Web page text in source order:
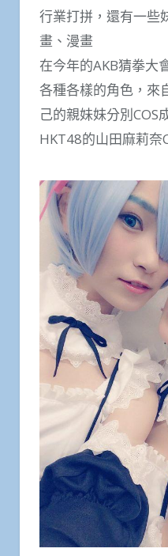
行業打拼，還有一些
畫、漫畫
在今年的AKB猜拳大
各種各樣的角色，來
己的親妹妹分別COS
HKT48的山田麻莉奈